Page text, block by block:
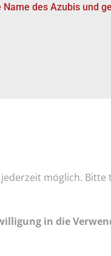
Name des Azubis und
möglich. Bitte
in die